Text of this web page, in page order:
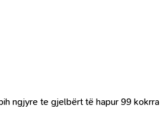
ngjyre te gjelbërt të hapur 99 kokrra